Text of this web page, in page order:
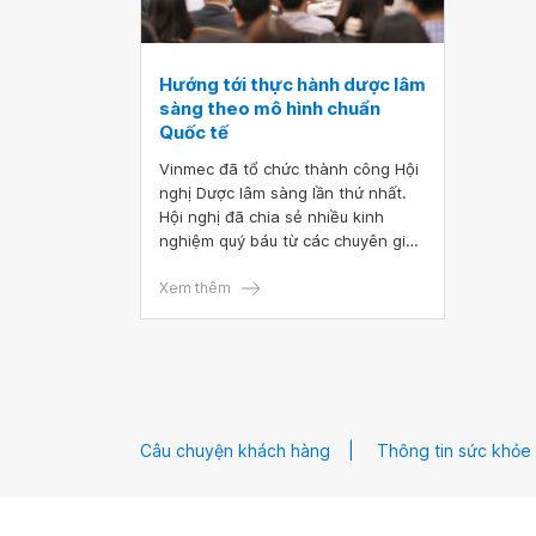
Hướng tới thực hành dược lâm
sàng theo mô hình chuẩn
Quốc tế
Vinmec đã tổ chức thành công Hội
nghị Dược lâm sàng lần thứ nhất.
Hội nghị đã chia sẻ nhiều kinh
nghiệm quý báu từ các chuyên gia
công tác dược lâm sàng, mô hình
Xem thêm
Câu chuyện khách hàng Thông tin sức khỏe